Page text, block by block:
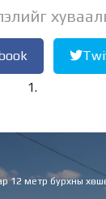
12 метр бурхны